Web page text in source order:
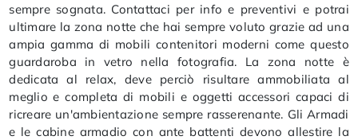
sempre sognata. Contattaci per info e preventivi e potrai
ultimare la zona notte che hai sempre voluto grazie ad una
ampia gamma di mobili contenitori moderni come questo
guardaroba in vetro nella fotografia. La zona notte è
dedicata al relax, deve perciò risultare ammobiliata al
meglio e completa di mobili e oggetti accessori capaci di
ricreare un'ambientazione sempre rasserenante. Gli Armadi
e le cabine armadio con ante battenti devono allestire la